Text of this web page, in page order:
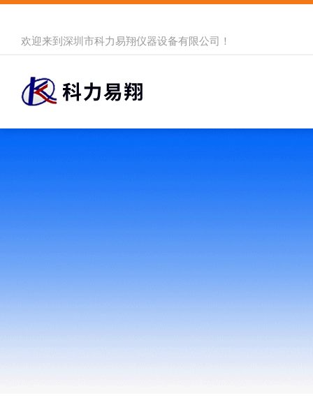
欢迎来到 深圳市科力易翔仪器设备有限公司 ！